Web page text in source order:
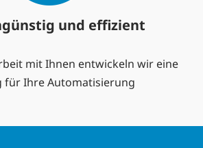
und effizient
mit Ihnen entwickeln wir eine
für Ihre Automatisierung